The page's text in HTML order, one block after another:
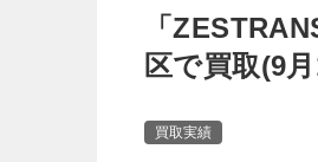
「
区で買取(9
買取実績